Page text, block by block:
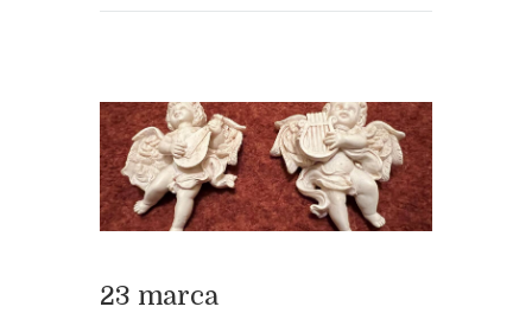
23 marca